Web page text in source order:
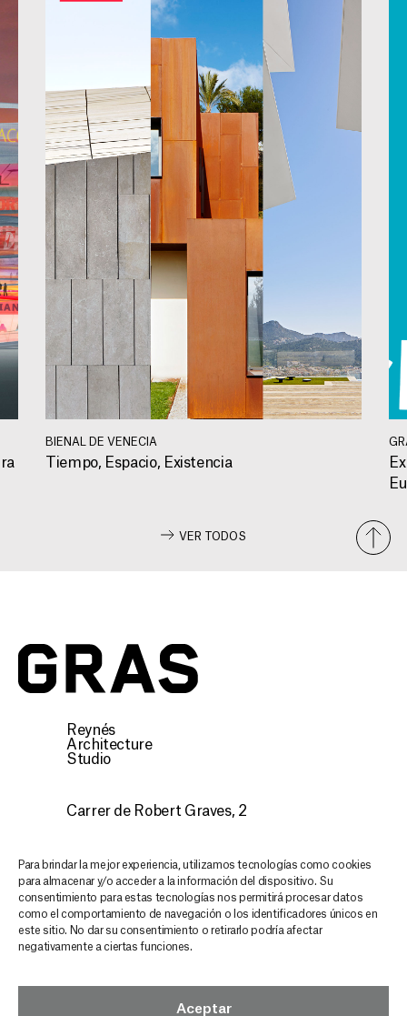
Para brindar la mejor experiencia, utilizamos tecnologías como cookies
para almacenar y/o acceder a la información del dispositivo. Su
consentimiento para estas tecnologías nos permitirá procesar datos
como el comportamiento de navegación o los identificadores únicos en
este sitio. No dar su consentimiento o retirarlo podría afectar
negativamente a ciertas funciones.
Aceptar
BIENAL DE VENECIA
Tiempo, Espacio, Existencia
VER TODOS
Reynés
Architecture
Studio
Carrer de Robert Graves, 2
CONTACTO
Descubre nuestra arquitectura,
mantente inspirado y actualizado en
cada email
GRAS NEWSLETTER